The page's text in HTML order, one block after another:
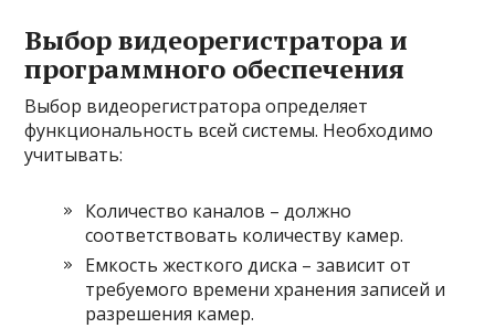
Выбор видеорегистратора и
программного обеспечения
Выбор видеорегистратора определяет
функциональность всей системы. Необходимо
учитывать:
Количество каналов – должно
соответствовать количеству камер.
Емкость жесткого диска – зависит от
требуемого времени хранения записей и
разрешения камер.